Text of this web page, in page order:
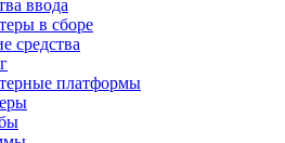
ввода
в сборе
средства
платформы